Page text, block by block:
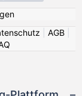
AGB